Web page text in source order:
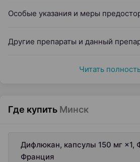
Особые указания и меры
Другие препараты и данный
Читать
Где купить Минск
Дифлюкан, капсулы 150 мг ×1,
Франция